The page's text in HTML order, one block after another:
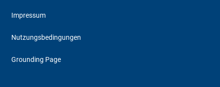
Impressum
Nutzungsbedingungen
Grounding Page